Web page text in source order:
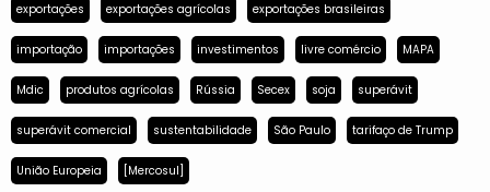
exportações exportações agrícolas exportações brasileiras
importação importações investimentos livre comércio MAPA
Mdic produtos agrícolas Rússia Secex soja superávit
superávit comercial sustentabilidade São Paulo tarifaço de Trump
União Europeia [Mercosul]